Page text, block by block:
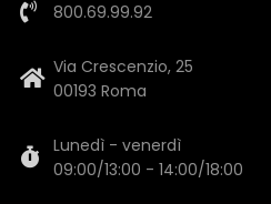
800.69.99.92
Via Crescenzio, 25
00193 Roma
Lunedì - venerdì
09:00/13:00 - 14:00/18:00